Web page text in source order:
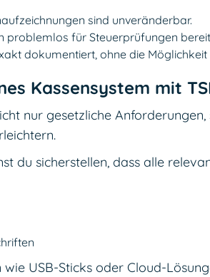
sind unveränderbar.
problemlos für Steuerprüfungen
dokumentiert, ohne die
Kassensystem mit
nur gesetzliche
du sicherstellen, dass alle
USB-Sticks oder Cloud-